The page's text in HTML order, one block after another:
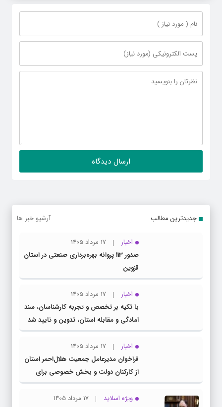
جدیدترین مطالب آرشیو خبر ها
اخبار
17 مرداد 1405
صدور 113 پروانه بهره‌برداری صنعتی در استان
قزوین
اخبار
17 مرداد 1405
با تکیه بر تخصص و تجربه کارشناسان، سند
آمادگی و مقابله استان، تدوین و تایید شد
اخبار
17 مرداد 1405
فراخوان مدیرعامل جمعیت هلال‌احمر استان
از کارکنان دولت و بخش خصوصی برای
مشارکت در طرح ملی «سنا»
ویژه اسلاید
17 مرداد 1405